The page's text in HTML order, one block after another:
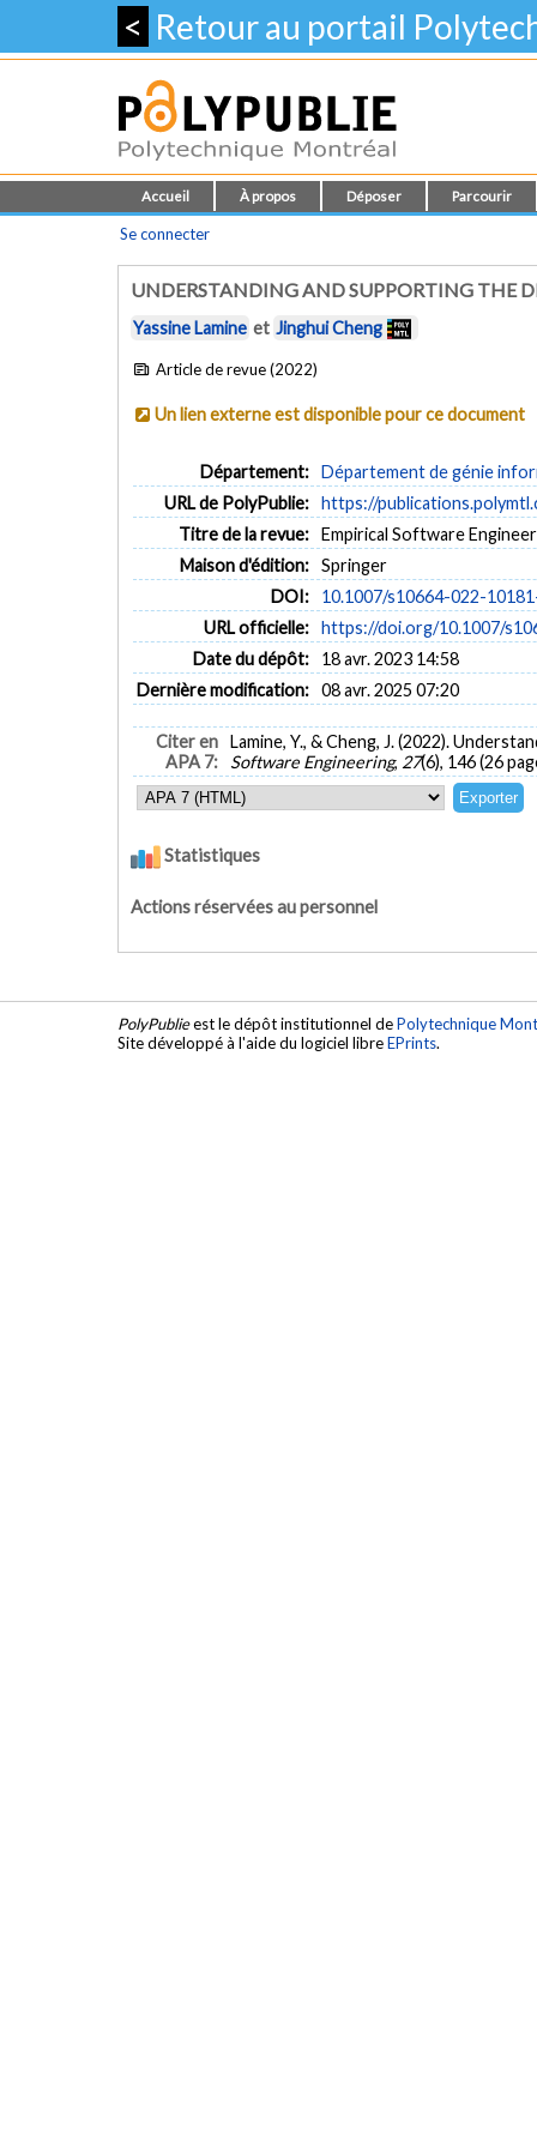
< Retour au portail
Accueil À propos Déposer Parcourir
Se connecter
UNDERSTANDING AND SUPPORTING THE
Yassine Lamine et Jinghui Cheng
Article de revue (2022)
Un lien externe est disponible pour ce document
Département: Département de génie
URL de PolyPublie: https://
Titre de la revue: Empirical Software
Maison d'édition: Springer
DOI:
10.1007/s10664-022-
URL officielle: https://doi.org/10.1007/
Date du dépôt:
18 avr. 2023 14:58
Dernière modification: 08 avr. 2025 07:20
Citer en
APA 7:
Lamine, Y., & Cheng, J. (2022).
Software Engineering, 27(6), 146 (26
Statistiques
Actions réservées au personnel
PolyPublieest le dépôt institutionnel dePolytechnique
Site développé à l'aide du logiciel libreEPrints.